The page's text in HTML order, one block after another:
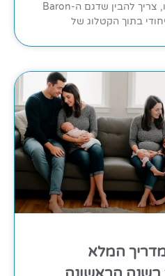
האחרים בטווח המחיר שלו, צריך להבין שדגם ה-Baron
המלא